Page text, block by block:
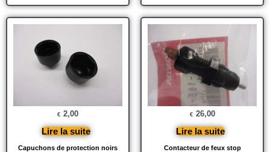
Capuchons de protection noirs
€ 2,00
Lire la suite
Contacteur de feux stop
€ 26,00
Lire la suite